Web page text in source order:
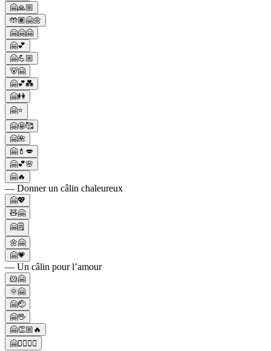
🤗🙏🏼
🤲🏽🤗🌼
🤗🤗🤗
🤗💕
🤗💪🏼
🐻🤗
🤗💕💑
🤗👭
🤗⭐
🤗🤩🥰
🤗🌺
🤗💄💋
🤗💕🌸
🤗🔥
— Donner un câlin chaleureux
🤗💖
🧸🤗
🤗🗒️
🌼🤗
🤗💗
— Un câlin pour l’amour
🐹🤗
🌞🤗
🤗🤕
🤗🖖
🤗👏🏼🔥
🤗💆‍♂️💆‍♀️